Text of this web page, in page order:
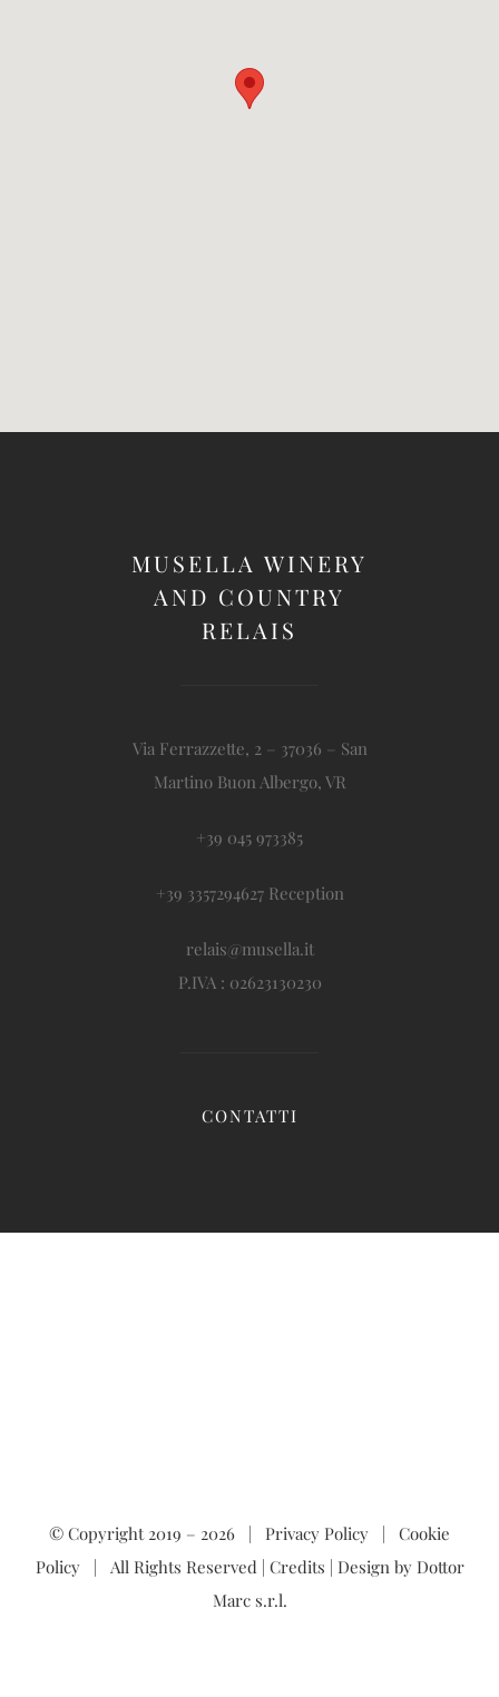
MUSELLA WINERY
AND COUNTRY
RELAIS
Via Ferrazzette, 2 – 37036 – San
Martino Buon Albergo, VR
+39 045 973385
+39 3357294627 Reception
relais@musella.it
P.IVA : 02623130230
CONTATTI
© Copyright 2019 – 2026 | Privacy Policy
Cookie
Policy| All Rights Reserved | Credits | Design by Dottor
Marc s.r.l.